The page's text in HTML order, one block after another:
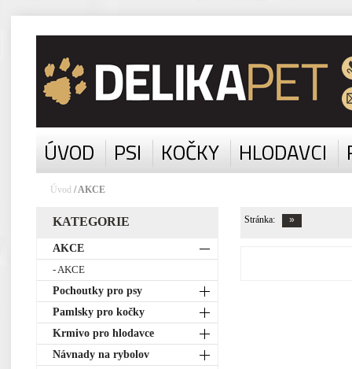
ÚVOD PSI KOČKY HLODAVCI
Úvod / AKCE
KATEGORIE
AKCE
- AKCE
Pochoutky pro psy
Pamlsky pro kočky
Krmivo pro hlodavce
Návnady na rybolov
Stránka: